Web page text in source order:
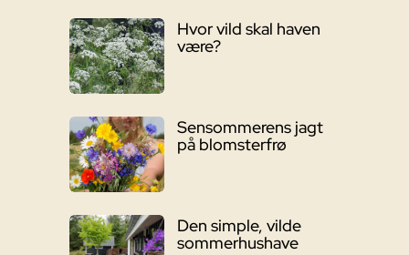
Hvor vild skal haven
være?
Sensommerens jagt
på blomsterfrø
Den simple, vilde
sommerhushave